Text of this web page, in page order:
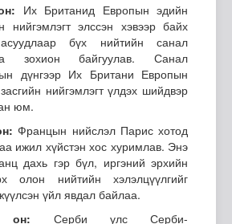
Их Британид Европын эдийн
нийгэмлэгт элссэн хэвээр байх
бүх нийтийн санал
зохион байгуулав. Санал
дүнгээр Их Британи Европын
нийгэмлэгт үлдэх шийдвэр
юм.
Францын нийслэл Парис хотод
ижил хүйстэн хос хуримлав. Энэ
дахь гэр бүл, иргэний эрхийн
олон нийтийн хэлэлцүүлгийг
үйл явдал байлаа.
он: Серби улс Серби-